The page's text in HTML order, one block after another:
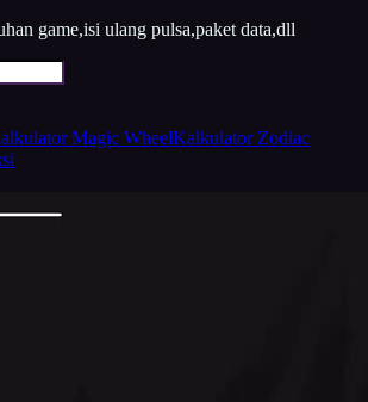
game,isi ulang pulsa,paket data,dll
Magic WheelKalkulator Zodiac